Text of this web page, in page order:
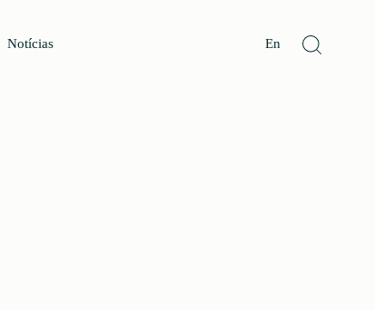
Notícias En